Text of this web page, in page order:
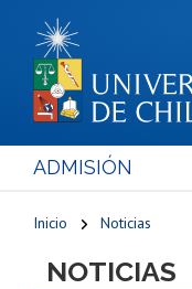
ADMISIÓN
Inicio Noticias
NOTICIAS